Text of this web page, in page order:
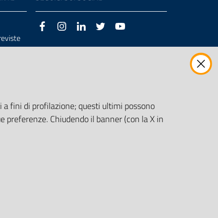
CE
FacebookInstagramLinkedIn Twitter
fini di profilazione; questi ultimi possono
preferenze. Chiudendo il banner (con la X in